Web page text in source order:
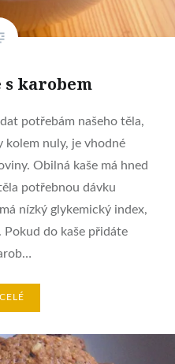
s karobem
potřebám našeho těla,
nuly, je vhodné
Obilná kaše má hned
potřebnou dávku
nízký glykemický index,
Pokud do kaše přidáte